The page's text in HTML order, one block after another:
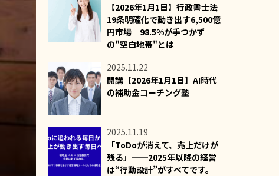
【2026年1月1日】行政書士法
19条明確化で動き出す6,500億
円市場｜98.5%が手つかず
の"空白地帯"とは
2025.11.22
開講【2026年1月1日】AI時代
の補助金コーチング塾
2025.11.19
「ToDoが消えて、売上だけが
残る」──2025年以降の経営
は“行動設計”がすべてです。